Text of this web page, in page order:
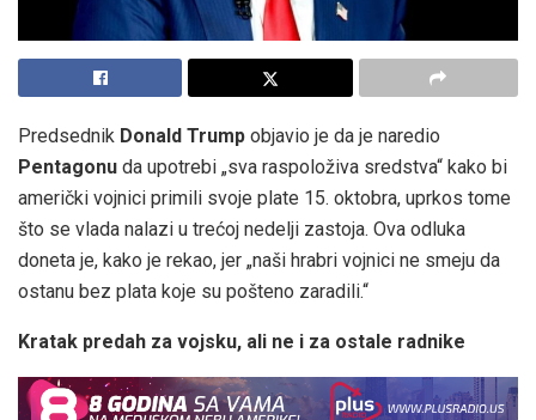
Predsednik Donald Trump objavio je da je naredio
Pentagonu da upotrebi „sva raspoloživa sredstva“ kako bi
američki vojnici primili svoje plate 15. oktobra, uprkos tome
što se vlada nalazi u trećoj nedelji zastoja. Ova odluka
doneta je, kako je rekao, jer „naši hrabri vojnici ne smeju da
ostanu bez plata koje su pošteno zaradili.“
Kratak predah za vojsku, ali ne i za ostale radnike